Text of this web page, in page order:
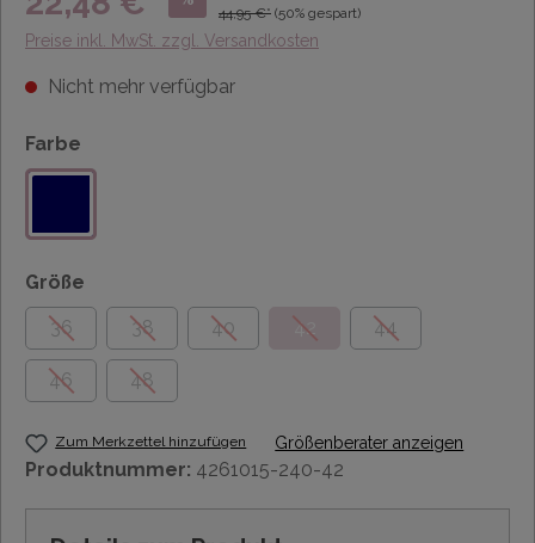
44,95 €* (50% gespart)
Preise inkl. MwSt. zzgl. Versandkosten
Nicht mehr verfügbar
Farbe
Größe
36
38 40 42 44
46 48
Zum Merkzettel hinzufügen Größenberater anzeigen
Produktnummer: 4261015-240-42